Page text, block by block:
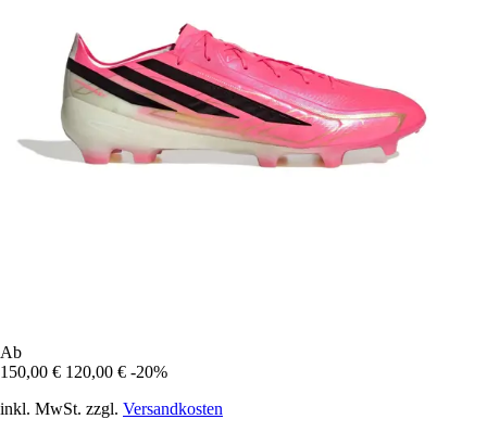
Ab
150,00 € 120,00 € -20%
inkl. MwSt. zzgl. Versandkosten